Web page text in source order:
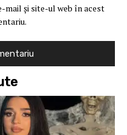
mail și site-ul web în acest